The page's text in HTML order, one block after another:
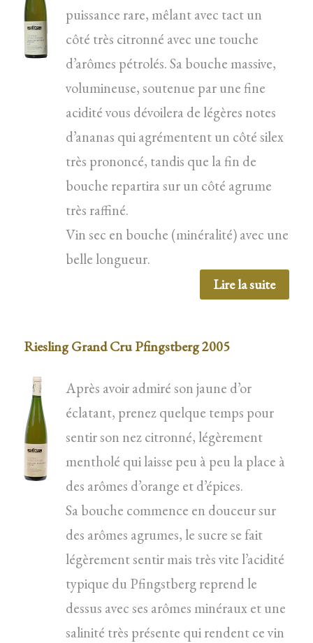
puissance rare, mêlant avec tact un
côté très citronné avec une touche
d’arômes pétrolés. Sa bouche massive,
volumineuse, soutenue par une fine
acidité vous dévoilera de légères notes
d’ananas qui agrémentent un côté silex
très prononcé, tandis que la fin de
bouche repartira sur un côté agrume
très raffiné.
Vin sec en bouche (minéralité) avec une
belle longueur.
Lire la suite
Riesling Grand Cru Pfingstberg 2005
Après avoir admiré son jaune d’or
éclatant, prenez quelque temps pour
sentir son nez citronné, légèrement
mentholé qui laisse peu à peu la place à
des arômes d’orange et d’épices.
Sa bouche commence en douceur sur
des arômes agrumes, le sucre se fait
légèrement sentir mais très vite l’acidité
typique du Pfingstberg reprend le
dessus avec ses arômes minéraux et une
salinité très présente qui rendent ce vin